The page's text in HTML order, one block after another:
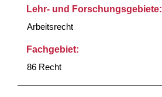
Lehr- und Forschungsgebiete:
Arbeitsrecht
Fachgebiet:
86 Recht